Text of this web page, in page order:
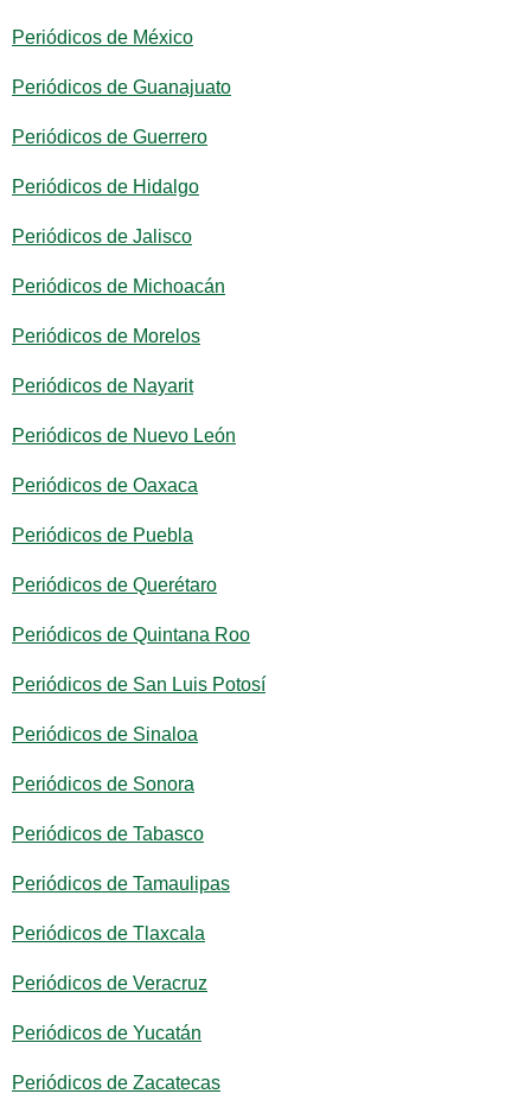
Periódicos de México
Periódicos de Guanajuato
Periódicos de Guerrero
Periódicos de Hidalgo
Periódicos de Jalisco
Periódicos de Michoacán
Periódicos de Morelos
Periódicos de Nayarit
Periódicos de Nuevo León
Periódicos de Oaxaca
Periódicos de Puebla
Periódicos de Querétaro
Periódicos de Quintana Roo
Periódicos de San Luis Potosí
Periódicos de Sinaloa
Periódicos de Sonora
Periódicos de Tabasco
Periódicos de Tamaulipas
Periódicos de Tlaxcala
Periódicos de Veracruz
Periódicos de Yucatán
Periódicos de Zacatecas